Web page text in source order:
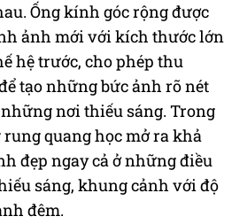
Ống kính góc rộng được
ảnh mới với kích thước lớn
hệ trước, cho phép thu
tạo những bức ảnh rõ nét
nơi thiếu sáng. Trong
quang học mở ra khả
đẹp ngay cả ở những điều
sáng, khung cảnh với độ
đêm.